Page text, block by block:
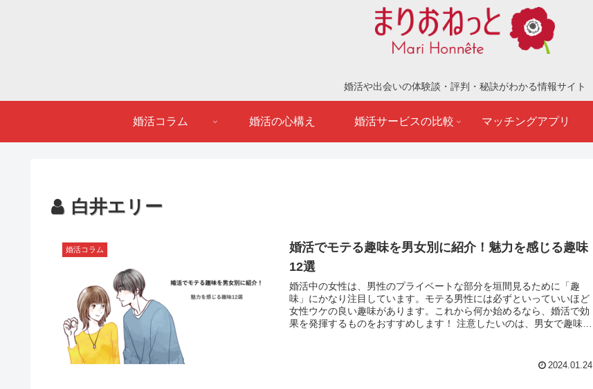
婚活や出会いの体験談・評判・秘訣がわかる情報サイト
婚活コラム 婚活の心構え 婚活サービスの比較 マッチングアプリ
白井エリー
婚活コラム
婚活でモテる趣味を男女別に紹介！魅力を感じる趣味
12選
婚活中の女性は、男性のプライベートな部分を垣間見るために「趣
味」にかなり注目しています。モテる男性には必ずといっていいほど
女性ウケの良い趣味があります。これから何か始めるなら、婚活で効
果を発揮するものをおすすめします！ 注意したいのは、男女で趣味に
2024.01.24